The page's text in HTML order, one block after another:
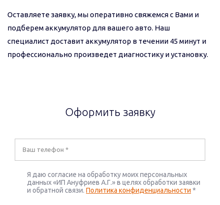
Оставляете заявку, мы оперативно свяжемся с Вами и
подберем аккумулятор для вашего авто. Наш
специалист доставит аккумулятор в течении 45 минут и
профессионально произведет диагностику и установку.
Оформить заявку
Я даю согласие на обработку моих персональных
данных «ИП Ануфриев А.Г.» в целях обработки заявки
и обратной связи. Политика конфиденциальности *